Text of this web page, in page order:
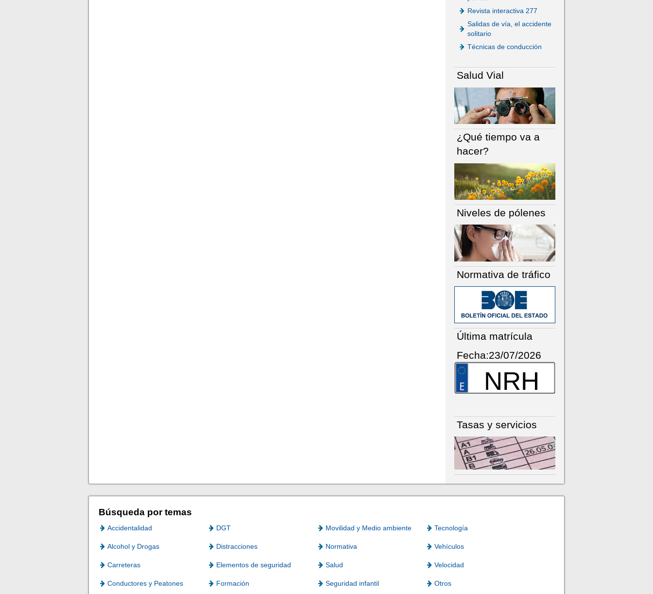
Revista interactiva 277
Salidas de vía, el accidente
solitario
Técnicas de conducción
Salud Vial
¿Qué tiempo va a
hacer?
Niveles de pólenes
Normativa de tráfico
Última matrícula
Fecha:23/07/2026
NRH
Tasas y servicios
Búsqueda por temas
Accidentalidad DGT Movilidad y Medio ambiente Tecnología
Alcohol y Drogas Distracciones Normativa Vehículos
Carreteras Elementos de seguridad Salud Velocidad
Conductores y Peatones Formación Seguridad infantil Otros